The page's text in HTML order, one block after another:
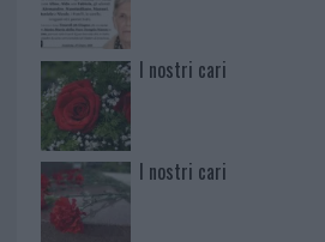
I nostri cari
I nostri cari